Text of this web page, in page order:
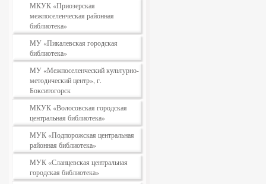
МКУК «Приозерская
межпоселенческая районная
библиотека»
МУ «Пикалевская городская
библиотека»
МУ «Межпоселенческий культурно-
методический центр», г.
Бокситогорск
МКУК «Волосовская городская
центральная библиотека»
МУК «Подпорожская центральная
районная библиотека»
МУК «Сланцевская центральная
городская библиотека»